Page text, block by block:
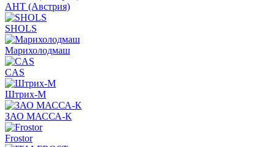
АНТ (Австрия)
SHOLS
Марихолодмаш
CAS
Штрих-М
ЗАО МАССА-К
Frostor